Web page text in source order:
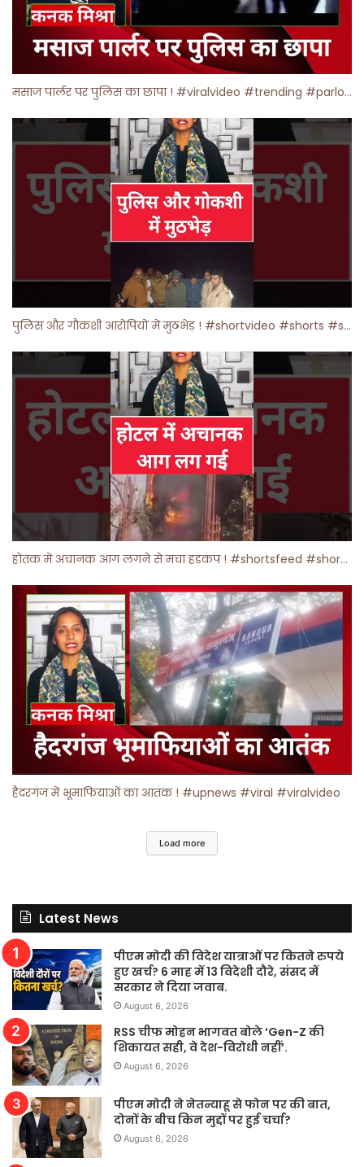
मसाज पार्लर पर पुलिस का छापा ! #viralvideo #trending #parlour
पुलिस और गौकशी आरोपियों में मुठभेड़ ! #shortvideo #shorts #shortsfeed
होतक में अचानक आग लगने से मचा हड़कंप ! #shortsfeed #shorts #viralshorts
हैदरगंज में भूमाफियाओं का आतंक ! #upnews #viral #viralvideo
Load more
Latest News
पीएम मोदी की विदेश यात्राओं पर कितने रुपये
हुए खर्च? 6 माह में 13 विदेशी दौरे, संसद में
सरकार ने दिया जवाब.
August 6, 2026
RSS चीफ मोहन भागवत बोले ‘Gen-Z की
शिकायत सही, वे देश-विरोधी नहीं’.
August 6, 2026
पीएम मोदी ने नेतन्याहू से फोन पर की बात,
दोनों के बीच किन मुद्दों पर हुई चर्चा?
August 6, 2026